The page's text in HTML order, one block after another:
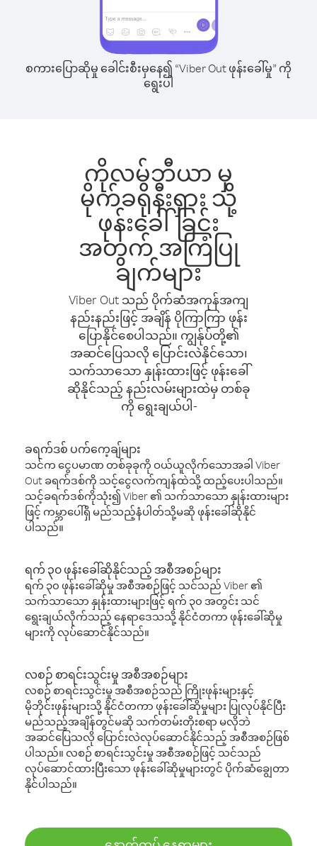
စကားပြောဆိုမှု ခေါင်းစီးမှနေ၍ “Viber Out ဖုန်းခေါ်မှု” ကို
ရွေးပါ
ကိုလမ်ဘီယာ မှ
မိုက်ခရိုနီးရှား သို့
ဖုန်းခေါ်ခြင်း
အတွက် အကြံပြု
ချက်များ
Viber Out သည် ပိုက်ဆံအကုန်အကျ
နည်းနည်းဖြင့် အချိန် ပိုကြာကြာ ဖုန်း
ပြောနိုင်စေပါသည်။ ကျွန်ုပ်တို့၏
အဆင်ပြေသလို ပြောင်းလဲနိုင်သော၊
သက်သာသော နှုန်းထားဖြင့် ဖုန်းခေါ်
ဆိုနိုင်သည့် နည်းလမ်းများထဲမှ တစ်ခု
ကို ရွေးချယ်ပါ-
ခရက်ဒစ် ပက်ကေ့ချ်များ
သင်က ငွေပမာဏ တစ်ခုခုကို ဝယ်ယူလိုက်သောအခါ Viber
Out ခရက်ဒစ်ကို သင့်ငွေလက်ကျန်ထဲသို့ ထည့်ပေးပါသည်။
သင့်ခရက်ဒစ်ကိုသုံး၍ Viber ၏ သက်သာသော နှုန်းထားများ
ဖြင့် ကမ္ဘာပေါ်ရှိ မည်သည့်နံပါတ်သို့မဆို ဖုန်းခေါ်ဆိုနိုင်
ပါသည်။
ရက် ၃၀ ဖုန်းခေါ်ဆိုနိုင်သည့် အစီအစဉ်များ
ရက် ၃၀ ဖုန်းခေါ်ဆိုမှု အစီအစဉ်ဖြင့် သင်သည် Viber ၏
သက်သာသော နှုန်းထားများဖြင့် ရက် ၃၀ အတွင်း သင်
ရွေးချယ်လိုက်သည့် နေရာဒေသသို့ နိုင်ငံတကာ ဖုန်းခေါ်ဆိုမှု
များကို လုပ်ဆောင်နိုင်သည်။
လစဉ် စာရင်းသွင်းမှု အစီအစဉ်များ
လစဉ် စာရင်းသွင်းမှု အစီအစဉ်သည် ကြိုးဖုန်းများနှင့်
မိုဘိုင်းဖုန်းများသို့ နိုင်ငံတကာ ဖုန်းခေါ်ဆိုမှုများ ပြုလုပ်နိုင်ပြီး
မည်သည့်အချိန်တွင်မဆို သက်တမ်းတိုးစရာ မလိုဘဲ
အဆင်ပြေသလို ပြောင်းလဲလုပ်ဆောင်နိုင်သည့် အစီအစဉ်ဖြစ်
ပါသည်။ လစဉ် စာရင်းသွင်းမှု အစီအစဉ်ဖြင့် သင်သည်
လုပ်ဆောင်ထားပြီးသော ဖုန်းခေါ်ဆိုမှုများတွင် ပိုက်ဆံချွေတာ
နိုင်ပါသည်။